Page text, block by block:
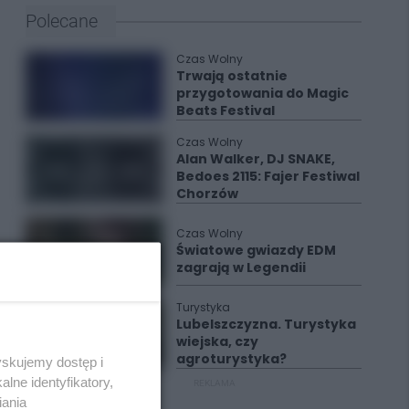
Polecane
Czas Wolny
Trwają ostatnie
przygotowania do Magic
Beats Festival
Czas Wolny
Alan Walker, DJ SNAKE,
Bedoes 2115: Fajer Festiwal
Chorzów
Czas Wolny
Światowe gwiazdy EDM
zagrają w Legendii
Turystyka
Lubelszczyzna. Turystyka
wiejska, czy
agroturystyka?
dostęp i
identyfikatory,